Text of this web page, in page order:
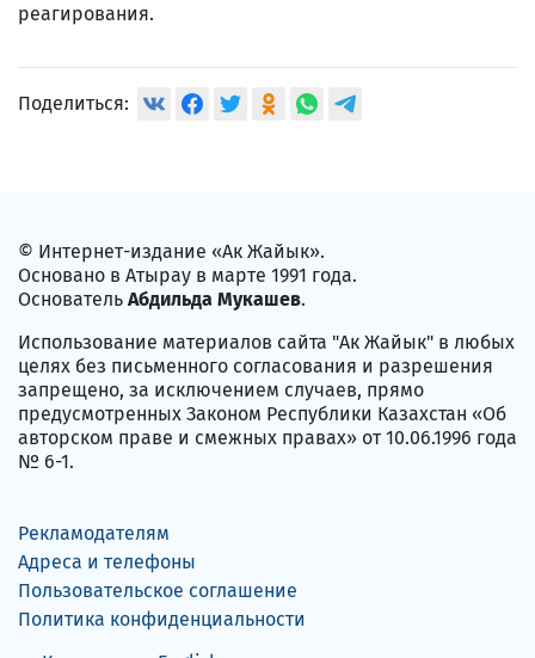
реагирования.
Поделиться:
© Интернет-издание «Ак Жайык».
Основано в Атырау в марте 1991 года.
Основатель Абдильда Мукашев.
Использование материалов сайта "Ак Жайык" в любых
целях без письменного согласования и разрешения
запрещено, за исключением случаев, прямо
предусмотренных Законом Республики Казахстан «Об
авторском праве и смежных правах» от 10.06.1996 года
№ 6-1.
Рекламодателям
Адреса и телефоны
Пользовательское соглашение
Политика конфиденциальности